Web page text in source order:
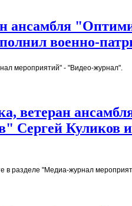
ансамбля
военно-
мероприятий" - "Видео-журнал".
ветеран
Сергей Куликов
в разделе "Медиа-журнал